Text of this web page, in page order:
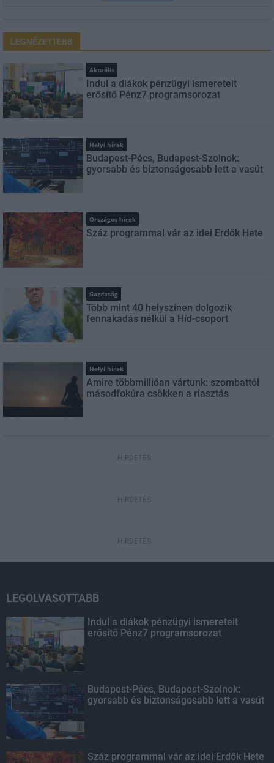
LEGNÉZETTEBB
Aktuális
Indul a diákok pénzügyi ismereteit
erősítő Pénz7 programsorozat
Helyi hírek
Budapest-Pécs, Budapest-Szolnok:
gyorsabb és biztonságosabb lett a vasút
Országos hírek
Száz programmal vár az idei Erdők Hete
Gazdaság
Több mint 40 helyszínen dolgozik
fennakadás nélkül a Híd-csoport
Helyi hírek
Amire többmillióan vártunk: szombattól
másodfokúra csökken a riasztás
HIRDETÉS
HIRDETÉS
HIRDETÉS
LEGOLVASOTTABB
Indul a diákok pénzügyi ismereteit
erősítő Pénz7 programsorozat
Budapest-Pécs, Budapest-Szolnok:
gyorsabb és biztonságosabb lett a vasút
Száz programmal vár az idei Erdők Hete